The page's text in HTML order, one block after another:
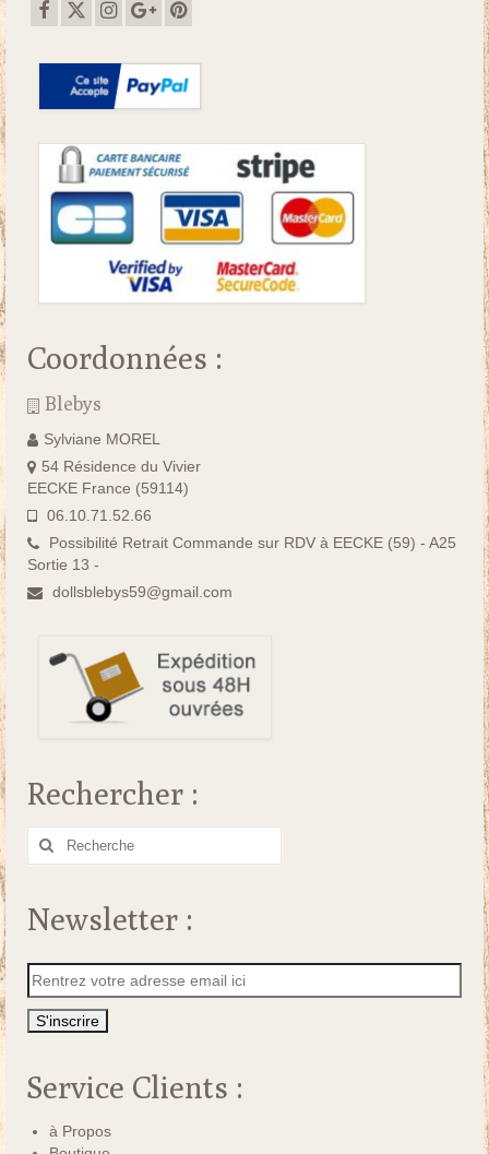
Coordonnées :
Blebys
Sylviane MOREL
54 Résidence du Vivier
EECKE France (59114)
06.10.71.52.66
Possibilité Retrait Commande sur RDV à EECKE (59) - A25
Sortie 13 -
dollsblebys59@gmail.com
Rechercher :
Rechercher
Newsletter :
Service Clients :
à Propos